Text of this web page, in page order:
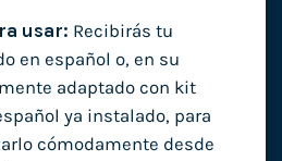
usar: Recibirás tu
en español o, en su
adaptado con kit
ya instalado, para
cómodamente desde